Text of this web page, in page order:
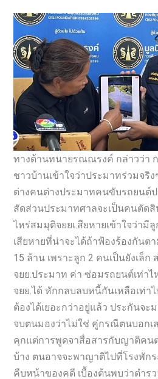
ทางด้านทนายรณณรงค์ กล่าวว่า
ชาวบ้านเข้าใจว่าประมาทร่วมจริ
ต่างคนต่างประมาทคนขับรถยนต์
สัดส่วนประมาทศาลจะเป็นคนตัดสิ
ไหร่สมมุติจยยเ.สียหายเข้าใจว่า
เสียหายที่น่าจะได้ถ้าฟ้องร้องกันต
15 ล้าน เพราะลูก 2 คนเป็นยังเล็ก
จยย.ประมาท ค่า ซ่อมรถยนต์เท่า
จยย.ได้ หักกลบลบหนี้กันเหลือเท่า
ต้องได้เยอะกว่าอยู่แล้ว ประกันจะ
จบตนมองว่าไม่ใช่ คู่กรณีตนบอกเ
คุกแต่การพูดจาสื่อสารกับญาติคนต
บ้าง ตนอาจจะพาญาติไปที่โรงพัก
คืบหน้าของคดี เบื้องต้นพบว่าตำร